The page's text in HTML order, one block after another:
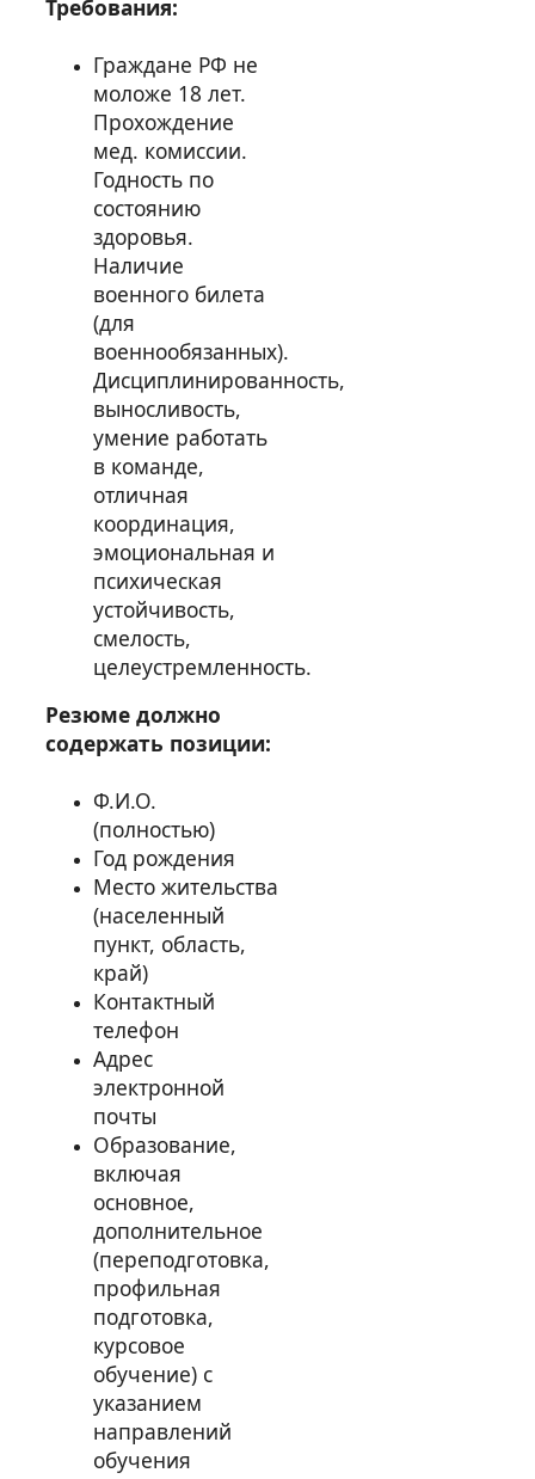
Требования:
Граждане РФ не
моложе 18 лет.
Прохождение
мед. комиссии.
Годность по
состоянию
здоровья.
Наличие
военного билета
(для
военнообязанных).
Дисциплинированность,
выносливость,
умение работать
в команде,
отличная
координация,
эмоциональная и
психическая
устойчивость,
смелость,
целеустремленность.
Резюме должно
содержать позиции:
Ф.И.О.
(полностью)
Год рождения
Место жительства
(населенный
пункт, область,
край)
Контактный
телефон
Адрес
электронной
почты
Образование,
включая
основное,
дополнительное
(переподготовка,
профильная
подготовка,
курсовое
обучение) с
указанием
направлений
обучения